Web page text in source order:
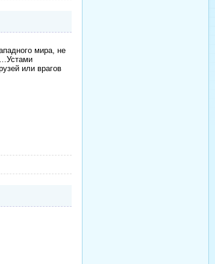
мира, не
или врагов